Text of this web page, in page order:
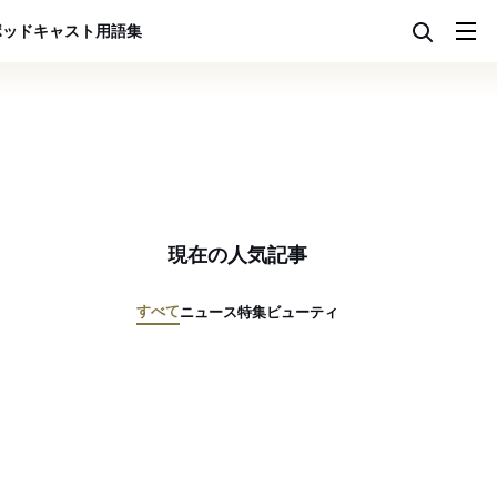
ドキャスト用語集
現在の人気記事
すべてニュース特集ビューティ